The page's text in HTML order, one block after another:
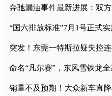
突发！东莞一特斯拉疑失控
命名“凡尔赛”，东风雪铁龙
销量不及预期！大众新车直